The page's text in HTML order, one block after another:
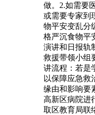
做。2.如需要
或需要专家到
物平安变乱分
格严沉食物平
演讲和日报轨
救援带领小组
讲流程：若是
以保障应急救
缘由和影响要
高新区病院进
取区教育局联